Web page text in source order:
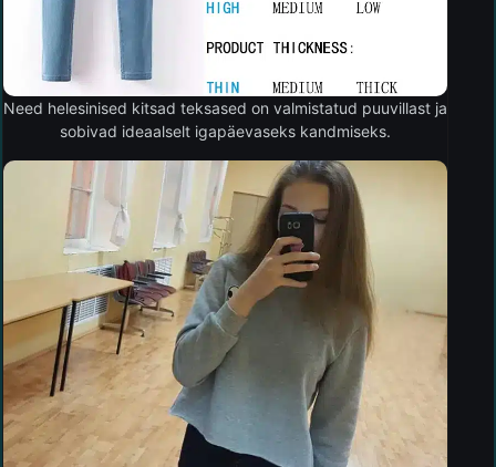
Need helesinised kitsad teksased on valmistatud puuvillast ja
sobivad ideaalselt igapäevaseks kandmiseks.